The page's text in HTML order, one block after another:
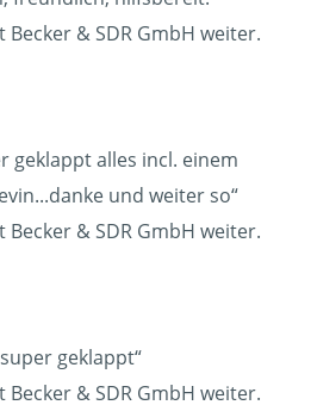
& SDR GmbH weiter.
geklappt alles incl. einem
und weiter so“
& SDR GmbH weiter.
geklappt“
& SDR GmbH weiter.